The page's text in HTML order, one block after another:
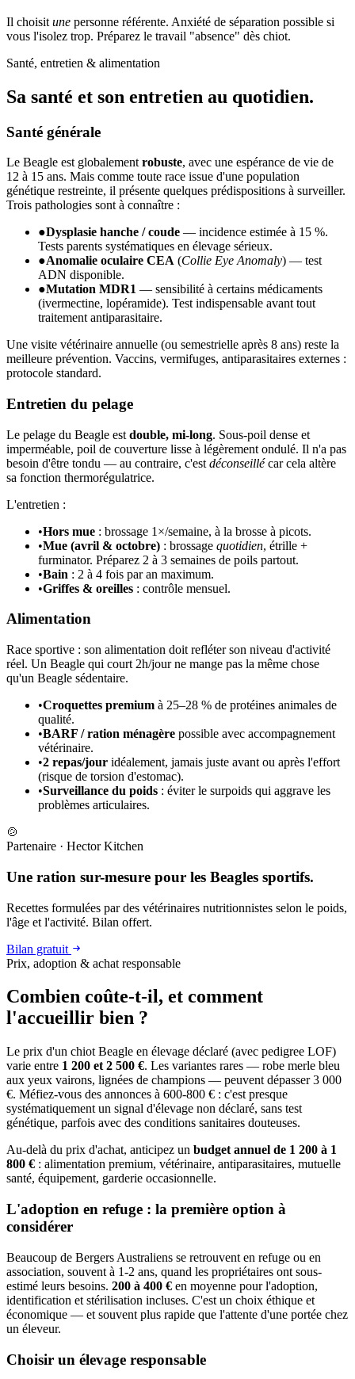
Il choisit une personne référente. Anxiété de séparation possible si
vous l'isolez trop. Préparez le travail "absence" dès chiot.
Santé, entretien & alimentation
Sa santé et son entretien au quotidien.
Santé générale
Le Beagle est globalement robuste, avec une espérance de vie de
12 à 15 ans. Mais comme toute race issue d'une population
génétique restreinte, il présente quelques prédispositions à surveiller.
Trois pathologies sont à connaître :
●Dysplasie hanche / coude — incidence estimée à 15 %.
Tests parents systématiques en élevage sérieux.
●Anomalie oculaire CEA (Collie Eye Anomaly) — test
ADN disponible.
●Mutation MDR1 — sensibilité à certains médicaments
(ivermectine, lopéramide). Test indispensable avant tout
traitement antiparasitaire.
Une visite vétérinaire annuelle (ou semestrielle après 8 ans) reste la
meilleure prévention. Vaccins, vermifuges, antiparasitaires externes :
protocole standard.
Entretien du pelage
Le pelage du Beagle est double, mi-long. Sous-poil dense et
imperméable, poil de couverture lisse à légèrement ondulé. Il n'a pas
besoin d'être tondu — au contraire, c'est déconseillécar cela altère
sa fonction thermorégulatrice.
L'entretien :
•Hors mue : brossage 1×/semaine, à la brosse à picots.
•Mue (avril & octobre) : brossage quotidien, étrille +
furminator. Préparez 2 à 3 semaines de poils partout.
•Bain : 2 à 4 fois par an maximum.
•Griffes & oreilles : contrôle mensuel.
Alimentation
Race sportive : son alimentation doit refléter son niveau d'activité
réel. Un Beagle qui court 2h/jour ne mange pas la même chose
qu'un Beagle sédentaire.
•Croquettes premium à 25–28 % de protéines animales de
qualité.
•BARF / ration ménagère possible avec accompagnement
vétérinaire.
•2 repas/jour idéalement, jamais juste avant ou après l'effort
(risque de torsion d'estomac).
•Surveillance du poids : éviter le surpoids qui aggrave les
problèmes articulaires.
🍲
Partenaire · Hector Kitchen
Une ration sur-mesure pour les Beagles sportifs.
Recettes formulées par des vétérinaires nutritionnistes selon le poids,
l'âge et l'activité. Bilan offert.
Bilan gratuit
Prix, adoption & achat responsable
Combien coûte-t-il, et comment
l'accueillir bien ?
Le prix d'un chiot Beagle en élevage déclaré (avec pedigree LOF)
varie entre 1 200 et 2 500 €. Les variantes rares — robe merle bleu
aux yeux vairons, lignées de champions — peuvent dépasser 3 000
€. Méfiez-vous des annonces à 600-800 € : c'est presque
systématiquement un signal d'élevage non déclaré, sans test
génétique, parfois avec des conditions sanitaires douteuses.
Au-delà du prix d'achat, anticipez un budget annuel de 1 200 à 1
800 € : alimentation premium, vétérinaire, antiparasitaires, mutuelle
santé, équipement, garderie occasionnelle.
L'adoption en refuge : la première option à
considérer
Beaucoup de Bergers Australiens se retrouvent en refuge ou en
association, souvent à 1-2 ans, quand les propriétaires ont sous-
estimé leurs besoins. 200 à 400 € en moyenne pour l'adoption,
identification et stérilisation incluses. C'est un choix éthique et
économique — et souvent plus rapide que l'attente d'une portée chez
un éleveur.
Choisir un élevage responsable